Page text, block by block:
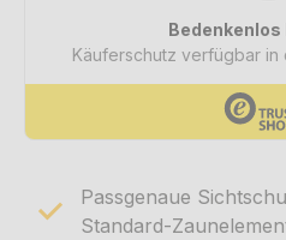
Passgenaue
Standard-